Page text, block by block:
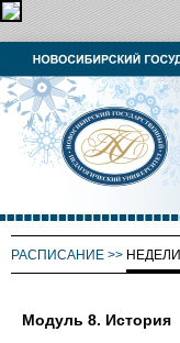
РАСПИСАНИЕ >> НЕДЕЛИ
Модуль 8. История